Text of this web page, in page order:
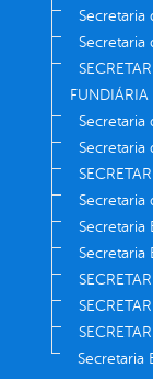
Secretaria
Secretaria
FUNDIÁRIA
Secretaria
Secretaria
Secretaria
Secretaria
Secretaria
Secretaria